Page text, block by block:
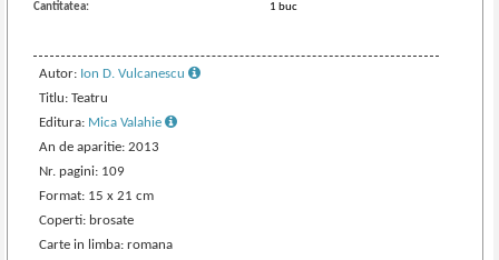
Cantitatea:
1 buc
Autor: Ion D. Vulcanescu
Titlu: Teatru
Editura: Mica Valahie
An de aparitie: 2013
Nr. pagini: 109
Format: 15 x 21 cm
Coperti: brosate
Carte in limba: romana